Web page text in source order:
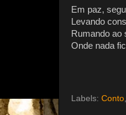
Em paz,
Levando
Rumando ao
Onde nada
Labels: Conto,